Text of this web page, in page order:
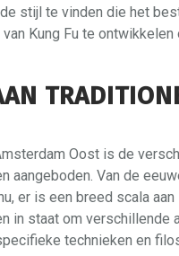
stijl te vinden die het
Kung Fu te
Oost is de
aangeboden. Van de
er is een breed scala
in staat om verschillende
technieken en